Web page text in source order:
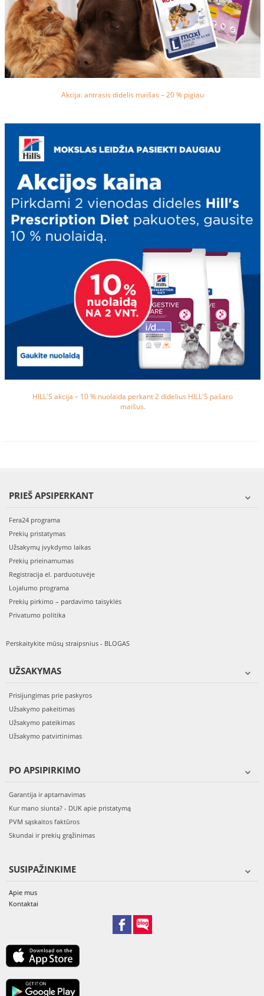
Akcija: antrasis didelis maišas – 20 % pigiau
HILL'S akcija – 10 % nuolaida perkant 2 didelius HILL'S pašaro
maišus.
PRIEŠ APSIPERKANT
Fera24 programa
Prekių pristatymas
Užsakymų įvykdymo laikas
Prekių prieinamumas
Registracija el. parduotuvėje
Lojalumo programa
Prekių pirkimo – pardavimo taisyklės
Privatumo politika
Perskaitykite mūsų straipsnius - BLOGAS
UŽSAKYMAS
Prisijungimas prie paskyros
Užsakymo pakeitimas
Užsakymo pateikimas
Užsakymo patvirtinimas
PO APSIPIRKIMO
Garantija ir aptarnavimas
Kur mano siunta? - DUK apie pristatymą
PVM sąskaitos faktūros
Skundai ir prekių grąžinimas
SUSIPAŽINKIME
Apie mus
Kontaktai